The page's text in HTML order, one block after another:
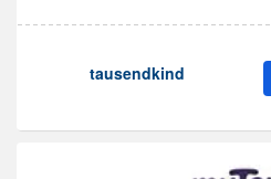
tausendkind